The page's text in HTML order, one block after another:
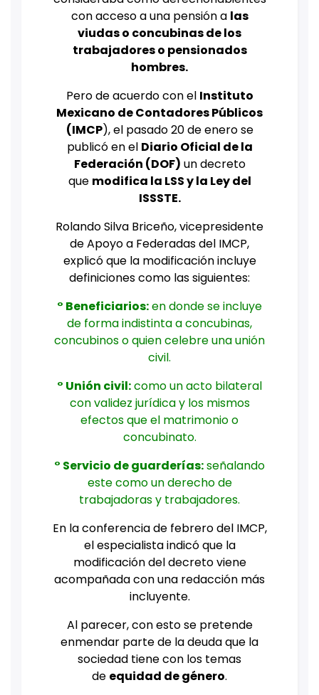
con acceso a una pensión a las
viudas o concubinas de los
trabajadores o pensionados
hombres.
Pero de acuerdo con el Instituto
Mexicano de Contadores Públicos
(IMCP), el pasado 20 de enero se
publicó en el Diario Oficial de la
Federación (DOF) un decreto
que modifica la LSS y la Ley del
ISSSTE.
Rolando Silva Briceño, vicepresidente
de Apoyo a Federadas del IMCP,
explicó que la modificación incluye
definiciones como las siguientes:
° Beneficiarios:en donde se incluye
de forma indistinta a concubinas,
concubinos o quien celebre una unión
civil.
° Unión civil:como un acto bilateral
con validez jurídica y los mismos
efectos que el matrimonio o
concubinato.
° Servicio de guarderías:señalando
este como un derecho de
trabajadoras y trabajadores.
En la conferencia de febrero del IMCP,
el especialista indicó que la
modificación del decreto viene
acompañada con una redacción más
incluyente.
Al parecer, con esto se pretende
enmendar parte de la deuda que la
sociedad tiene con los temas
de equidad de género.